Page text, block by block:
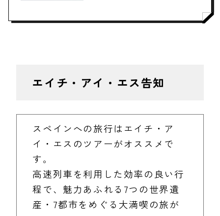
エイチ・アイ・エス告知
スペインへの旅行はエイチ・ア
イ・エスのツアーがオススメで
す。
高速列車を利用した効率の良い行
程で、魅力あふれる7つの世界遺
産・7都市をめぐる大満喫の旅が